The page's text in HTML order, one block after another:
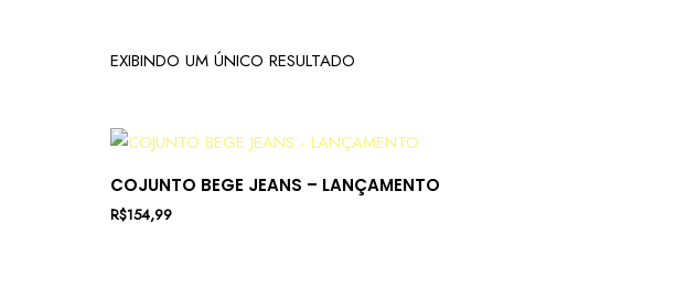
EXIBINDO UM ÚNICO RESULTADO
COJUNTO BEGE JEANS – LANÇAMENTO
R$154,99